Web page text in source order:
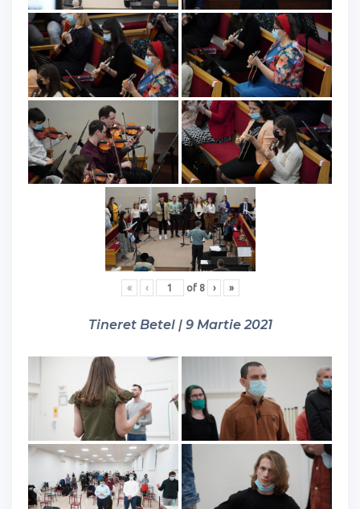
« ‹ of 8 › »
Tineret Betel | 9 Martie 2021